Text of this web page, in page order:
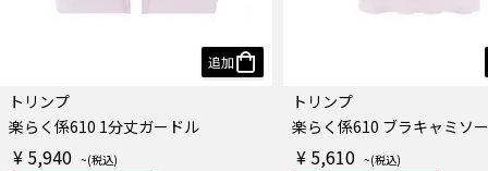
追加
トリンプ
楽らく係610 1分丈ガードル
¥ 5,940
トリンプ
楽らく係610 ブラキャミソ
¥ 5,610